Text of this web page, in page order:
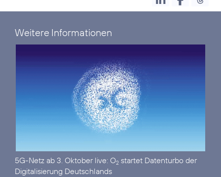
Weitere Informationen
5G-Netz ab 3. Oktober live: O2 startet Datenturbo der
Digitalisierung Deutschlands